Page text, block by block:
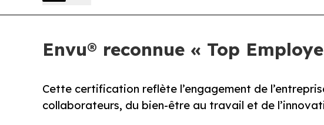
Envu® reconnue « Top
Cette certification reflète l’engagement de
collaborateurs, du bien-être au travail et de